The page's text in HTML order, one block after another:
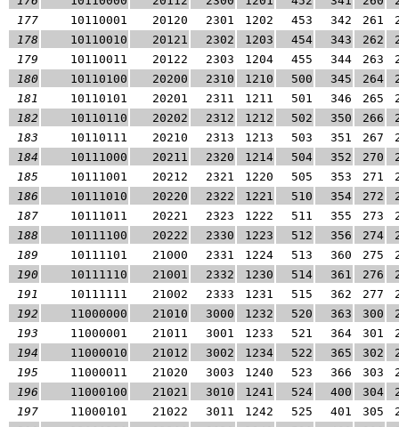
177
10110001 20120 2301 1202 453 342 261
178
10110010 20121 2302 1203 454 343 262
179
10110011 20122 2303 1204 455 344 263
180
10110100 20200 2310 1210 500 345 264
181
10110101 20201 2311 1211 501 346 265
182
10110110 20202 2312 1212 502 350 266
183
10110111 20210 2313 1213 503 351 267
184
10111000 20211 2320 1214 504 352 270
185
10111001 20212 2321 1220 505 353 271
186
10111010 20220 2322 1221 510 354 272
187
10111011 20221 2323 1222 511 355 273
188
10111100 20222 2330 1223 512 356 274
189
10111101 21000 2331 1224 513 360 275
190
10111110 21001 2332 1230 514 361 276
191
10111111 21002 2333 1231 515 362 277
192
11000000 21010 3000 1232 520 363 300
193
11000001 21011 3001 1233 521 364 301
194
11000010 21012 3002 1234 522 365 302
195
11000011 21020 3003 1240 523 366 303
196
11000100 21021 3010 1241 524 400 304
197
11000101 21022 3011 1242 525 401 305